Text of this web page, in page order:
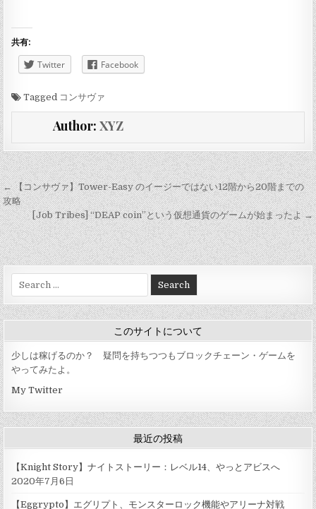
共有:
Twitter Facebook
Tagged コンサヴァ
Author: XYZ
投
稿
ナ
ビ
ゲ
ー
シ
ョ
ン
← 【コンサヴァ】Tower-Easy のイージーではない12階から20階までの
攻略
[Job Tribes] “DEAP coin”という仮想通貨のゲームが始まったよ →
Search
for:
このサイトについて
少しは稼げるのか？ 疑問を持ちつつもブロックチェーン・ゲームを
やってみたよ。
My Twitter
最近の投稿
【Knight Story】ナイトストーリー：レベル14、やっとアビスへ
2020年7月6日
【Eggrypto】エグリプト、モンスターロック機能やアリーナ対戦